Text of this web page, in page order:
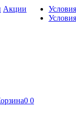
Акции
0 0